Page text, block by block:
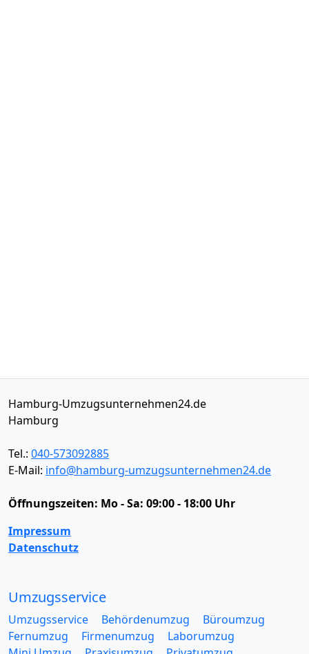
Hamburg-Umzugsunternehmen24.de
Hamburg
Tel.: 040-573092885
E-Mail: info@hamburg-umzugsunternehmen24.de
Öffnungszeiten: Mo - Sa: 09:00 - 18:00 Uhr
Impressum
Datenschutz
Umzugsservice
Umzugsservice Behördenumzug
Büroumzug
Fernumzug
Firmenumzug
Laborumzug